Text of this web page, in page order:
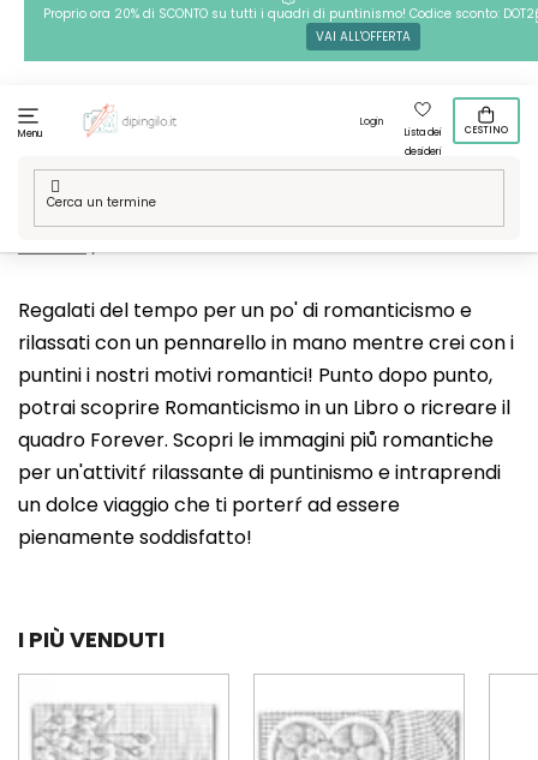
PassaProprio ora 20% di SCONTO su tutti i quadri di puntinismo! Codice sconto:
VAI ALL'OFFERTA
Menu
Login
Lista dei
desideri
CESTINO
Regalati del tempo per un po' di romanticismo e
rilassati con un pennarello in mano mentre crei con i
puntini i nostri motivi romantici! Punto dopo punto,
potrai scoprire Romanticismo in un Libro o ricreare il
quadro Forever. Scopri le immagini piů romantiche
per un'attivitŕ rilassante di puntinismo e intraprendi
un dolce viaggio che ti porterŕ ad essere
pienamente soddisfatto!
I PIÙ VENDUTI